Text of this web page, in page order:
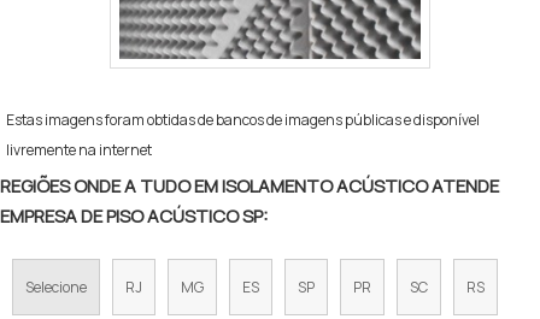
Estas imagens foram obtidas de bancos de imagens públicas e disponível
livremente na internet
REGIÕES ONDE A TUDO EM ISOLAMENTO ACÚSTICO ATENDE
EMPRESA DE PISO ACÚSTICO SP:
Selecione RJ MG ES SP PR SC RS